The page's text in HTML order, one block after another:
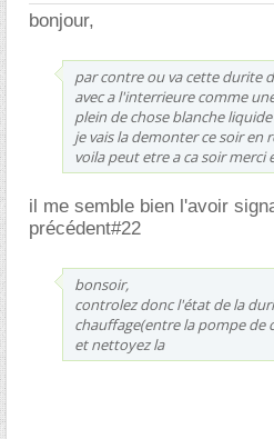
bonjour,
par contre ou va cette durite
avec a l'interrieure comme
plein de chose blanche
je vais la demonter ce soir en
voila peut etre a ca soir merci
il me semble bien l'avoir
précédent#22
bonsoir,
controlez donc l'état de la
chauffage(entre la pompe de
et nettoyez la